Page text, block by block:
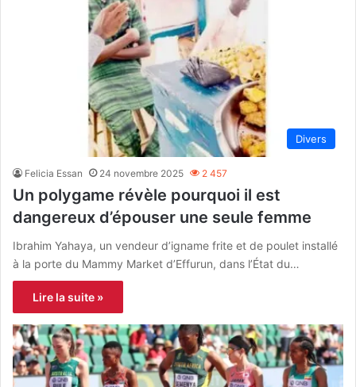
Divers
Felicia Essan 24 novembre 2025 2 457
Un polygame révèle pourquoi il est
dangereux d’épouser une seule femme
Ibrahim Yahaya, un vendeur d’igname frite et de poulet installé
à la porte du Mammy Market d’Effurun, dans l’État du…
Lire la suite »